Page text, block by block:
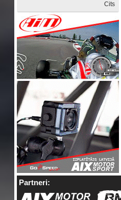
Cits
Partneri: